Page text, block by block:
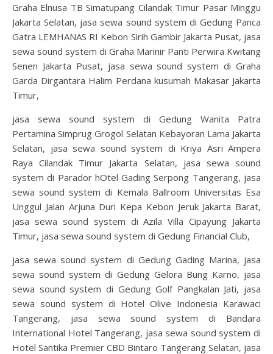
Graha Elnusa TB Simatupang Cilandak Timur Pasar Minggu
Jakarta Selatan, jasa sewa sound system di Gedung Panca
Gatra LEMHANAS RI Kebon Sirih Gambir Jakarta Pusat, jasa
sewa sound system di Graha Marinir Panti Perwira Kwitang
Senen Jakarta Pusat, jasa sewa sound system di Graha
Garda Dirgantara Halim Perdana kusumah Makasar Jakarta
Timur,
jasa sewa sound system di Gedung Wanita Patra
Pertamina Simprug Grogol Selatan Kebayoran Lama Jakarta
Selatan, jasa sewa sound system di Kriya Asri Ampera
Raya Cilandak Timur Jakarta Selatan, jasa sewa sound
system di Parador hOtel Gading Serpong Tangerang, jasa
sewa sound system di Kemala Ballroom Universitas Esa
Unggul Jalan Arjuna Duri Kepa Kebon Jeruk Jakarta Barat,
jasa sewa sound system di Azila Villa Cipayung Jakarta
Timur, jasa sewa sound system di Gedung Financial Club,
jasa sewa sound system di Gedung Gading Marina, jasa
sewa sound system di Gedung Gelora Bung Karno, jasa
sewa sound system di Gedung Golf Pangkalan Jati, jasa
sewa sound system di Hotel Olive Indonesia Karawaci
Tangerang, jasa sewa sound system di Bandara
International Hotel Tangerang, jasa sewa sound system di
Hotel Santika Premier CBD Bintaro Tangerang Selatan, jasa